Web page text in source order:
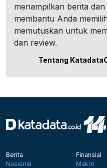
menampilkan berita
membantu Anda
memutuskan untuk
dan review.
Tentang
Berita
Nasional
Finansial
Makro